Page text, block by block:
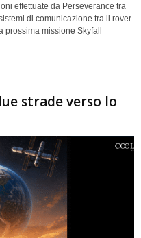
effettuate da Perseverance tra
di comunicazione tra il rover
prossima missione Skyfall
strade verso lo